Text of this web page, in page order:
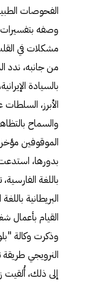
الفحوصات
وصفه بتفسيرات
مشكلات في
من جانبه، ندد
بالسيادة
الأبرز،
والسماح
الموقوفين
بدورها، استدعت
باللغة
البريطانية
القيام بأعمال
وذكرت وكالة
النرويجي طريقة
إلى ذلك، أُلقيت